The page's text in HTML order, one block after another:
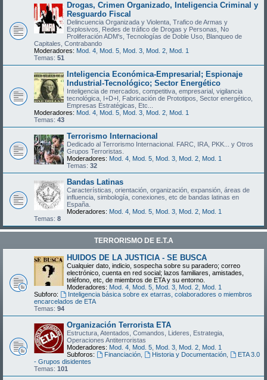
Drogas, Crimen Organizado, Inteligencia Criminal y
Resguardo Fiscal
Delincuencia Organizada y Violenta, Trafico de Armas y
Explosivos, Redes de tráfico de Drogas y Personas, No
Proliferación ADM's, Tecnologías de Doble Uso, Blanqueo de
Capitales, Contrabando
Moderadores: Mod. 4 Mod. 5 Mod. 3 Mod. 2 Mod. 1
Temas: 51
Inteligencia Económica-Empresarial; Espionaje
Industrial-Tecnológico; Sector Energético
Inteligencia de mercados, competitiva, empresarial, vigilancia
tecnológica, I+D+I, Fabricación de Prototipos, Sector energético,
Empresas Estratégicas, Etc...
Moderadores: Mod. 4 Mod. 5 Mod. 3 Mod. 2 Mod. 1
Temas: 43
Terrorismo Internacional
Dedicado al Terrorismo Internacional. FARC, IRA, PKK... y Otros
Grupos Terroristas.
Moderadores: Mod. 4 Mod. 5 Mod. 3 Mod. 2 Mod. 1
Temas: 32
Bandas Latinas
Características, orientación, organización, expansión, áreas de
influencia, simbología, conexiones, etc de bandas latinas en
España.
Moderadores: Mod. 4 Mod. 5 Mod. 3 Mod. 2 Mod. 1
Temas: 8
TERRORISMO DE E.T.A
HUIDOS DE LA JUSTICIA - SE BUSCA
Cualquier dato, indicio, sospecha sobre su paradero; correo
electrónico, cuenta en red social; lazos familiares, amistades,
teléfono, etc, de miembros de ETA y su entorno.
Moderadores: Mod. 4 Mod. 5 Mod. 3 Mod. 2 Mod. 1
Subforo:
Inteligencia básica sobre ex etarras, colaboradores o miembros
encarcelados de ETA
Temas: 94
Organización Terrorista ETA
Estructura, Atentados, Comandos, Lideres, Estrategia,
Operaciones Antiterroristas
Moderadores: Mod. 4 Mod. 5 Mod. 3 Mod. 2 Mod. 1
Subforos:
Financiación, Historia y Documentación,
ETA 3.0
- Grupos disidentes
Temas: 101